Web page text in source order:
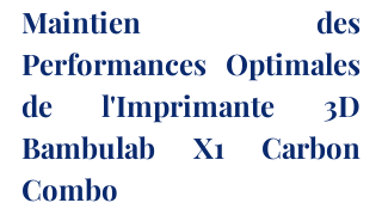
Maintien des
Performances Optimales
de l'Imprimante 3D
Bambulab X1 Carbon
Combo